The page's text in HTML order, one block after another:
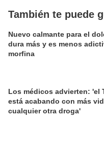
También te puede
Nuevo calmante para el
dura más y es menos
morfina
Los médicos advierten: 'el
está acabando con más
cualquier otra droga'